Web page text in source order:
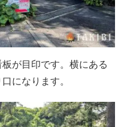
が目印です。横にある
になります。